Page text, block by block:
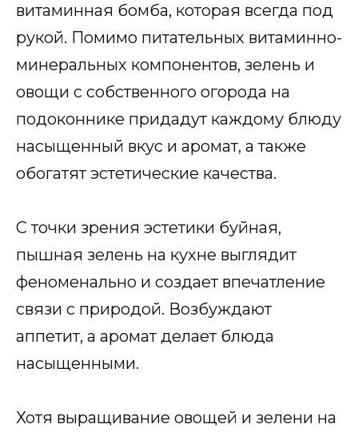
витаминная бомба, которая всегда под
рукой. Помимо питательных витаминно-
минеральных компонентов, зелень и
овощи с собственного огорода на
подоконнике придадут каждому блюду
насыщенный вкус и аромат, а также
обогатят эстетические качества.
С точки зрения эстетики буйная,
пышная зелень на кухне выглядит
феноменально и создает впечатление
связи с природой. Возбуждают
аппетит, а аромат делает блюда
насыщенными.
Хотя выращивание овощей и зелени на